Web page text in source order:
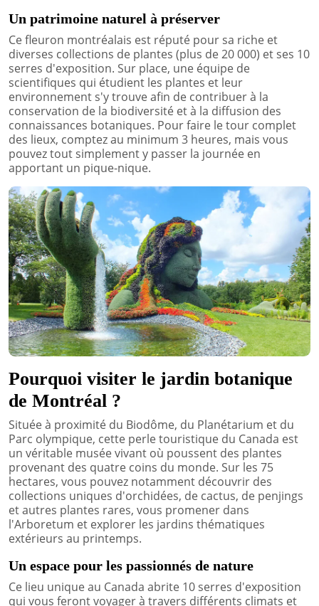
Un patrimoine naturel à préserver
Ce fleuron montréalais est réputé pour sa riche et
diverses collections de plantes (plus de 20 000) et ses 10
serres d'exposition. Sur place, une équipe de
scientifiques qui étudient les plantes et leur
environnement s'y trouve afin de contribuer à la
conservation de la biodiversité et à la diffusion des
connaissances botaniques. Pour faire le tour complet
des lieux, comptez au minimum 3 heures, mais vous
pouvez tout simplement y passer la journée en
apportant un pique-nique.
Pourquoi visiter le jardin botanique
de Montréal ?
Située à proximité du Biodôme, du Planétarium et du
Parc olympique, cette perle touristique du Canada est
un véritable musée vivant où poussent des plantes
provenant des quatre coins du monde. Sur les 75
hectares, vous pouvez notamment découvrir des
collections uniques d'orchidées, de cactus, de penjings
et autres plantes rares, vous promener dans
l'Arboretum et explorer les jardins thématiques
extérieurs au printemps.
Un espace pour les passionnés de nature
Ce lieu unique au Canada abrite 10 serres d'exposition
qui vous feront voyager à travers différents climats et